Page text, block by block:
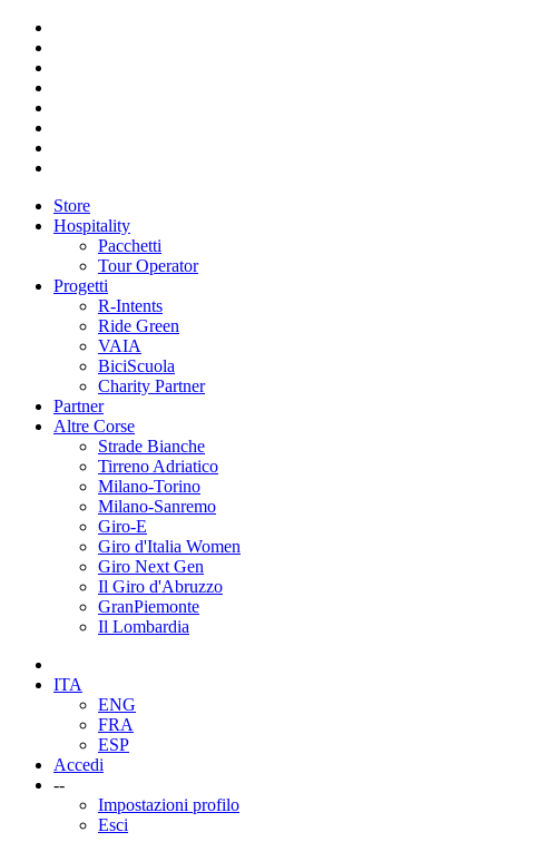
Store
Hospitality
Pacchetti
Tour Operator
Progetti
R-Intents
Ride Green
VAIA
BiciScuola
Charity Partner
Partner
Altre Corse
Strade Bianche
Tirreno Adriatico
Milano-Torino
Milano-Sanremo
Giro-E
Giro d'Italia Women
Giro Next Gen
Il Giro d'Abruzzo
GranPiemonte
Il Lombardia
ITA
ENG
FRA
ESP
Accedi
--
Impostazioni profilo
Esci